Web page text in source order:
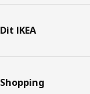
Dit IKEA
Shopping